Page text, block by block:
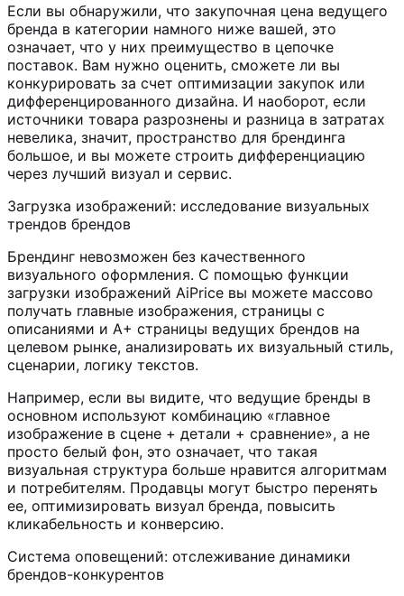
Если вы обнаружили, что закупочная цена ведущего
бренда в категории намного ниже вашей, это
означает, что у них преимущество в цепочке
поставок. Вам нужно оценить, сможете ли вы
конкурировать за счет оптимизации закупок или
дифференцированного дизайна. И наоборот, если
источники товара разрознены и разница в затратах
невелика, значит, пространство для брендинга
большое, и вы можете строить дифференциацию
через лучший визуал и сервис.
Загрузка изображений: исследование визуальных
трендов брендов
Брендинг невозможен без качественного
визуального оформления. С помощью функции
загрузки изображений AiPrice вы можете массово
получать главные изображения, страницы с
описаниями и A+ страницы ведущих брендов на
целевом рынке, анализировать их визуальный стиль,
сценарии, логику текстов.
Например, если вы видите, что ведущие бренды в
основном используют комбинацию «главное
изображение в сцене + детали + сравнение», а не
просто белый фон, это означает, что такая
визуальная структура больше нравится алгоритмам
и потребителям. Продавцы могут быстро перенять
ее, оптимизировать визуал бренда, повысить
кликабельность и конверсию.
Система оповещений: отслеживание динамики
брендов-конкурентов